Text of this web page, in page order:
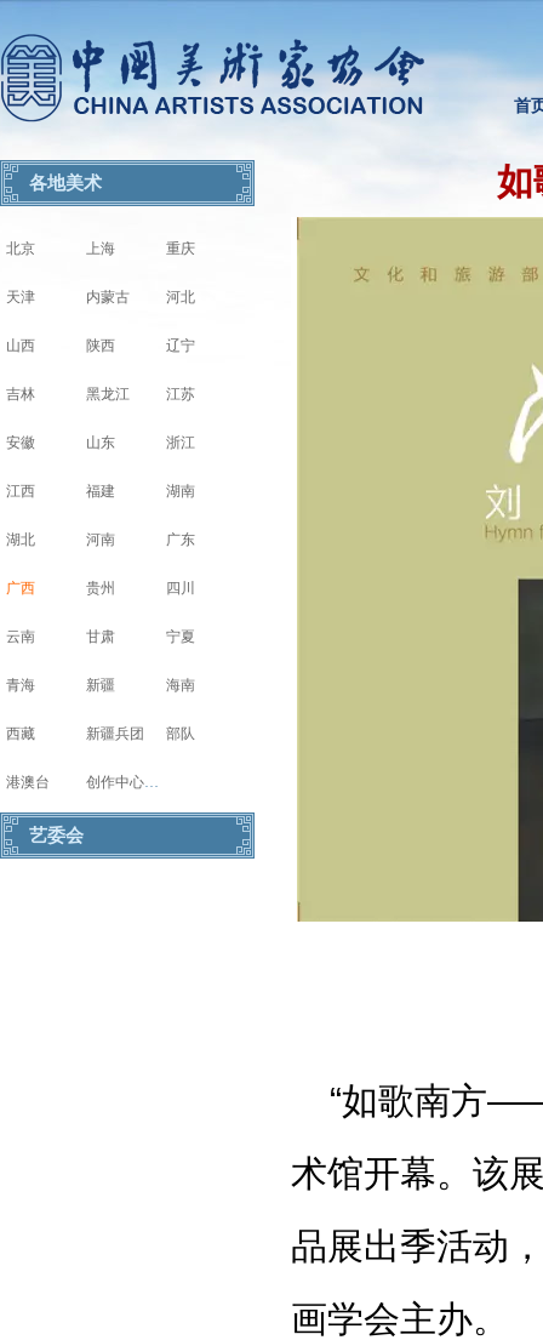
首
各地美术
北京 上海 重庆
天津 内蒙古 河北
山西 陕西 辽宁
吉林 黑龙江 江苏
安徽 山东 浙江
江西 福建 湖南
湖北 河南 广东
广西 贵州 四川
云南 甘肃 宁夏
青海 新疆 海南
西藏 新疆兵团 部队
港澳台 创作中心写生基地
艺委会
“如歌南方
术馆开幕。该
品展出季活动
画学会主办。